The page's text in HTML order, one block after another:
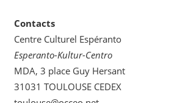
Contacts
Centre Culturel Espéranto
Esperanto-Kultur-Centro
MDA, 3 place Guy Hersant
31031 TOULOUSE CEDEX